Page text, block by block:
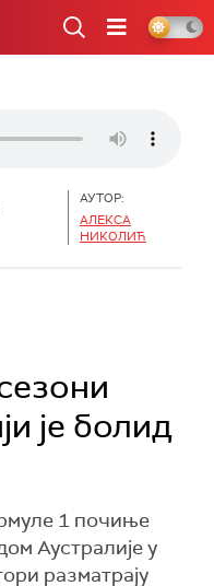
АУТОР:
АЛЕКСА
НИКОЛИЋ
је болид
1 почиње
Аустралије у
разматрају